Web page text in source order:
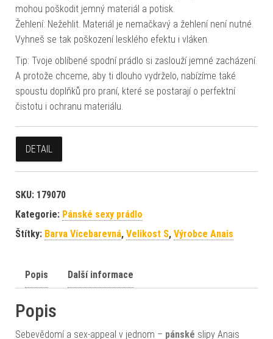
mohou poškodit jemný materiál a potisk.
Žehlení: Nežehlit. Materiál je nemačkavý a žehlení není nutné.
Vyhneš se tak poškození lesklého efektu i vláken.
Tip: Tvoje oblíbené spodní prádlo si zaslouží jemné zacházení.
A protože chceme, aby ti dlouho vydrželo, nabízíme také
spoustu doplňků pro praní, které se postarají o perfektní
čistotu i ochranu materiálu.
DETAIL
SKU: 179070
Kategorie: Pánské sexy prádlo
Štítky: Barva Vícebarevná, Velikost S, Výrobce Anais
Popis Další informace
Popis
Sebevědomí a sex-appeal v jednom – pánské slipy Anais